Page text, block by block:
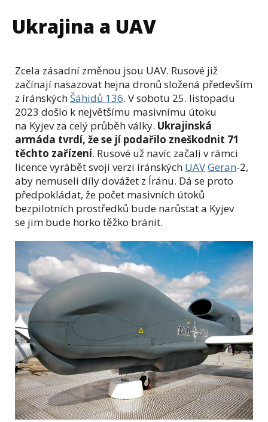
Ukrajina a UAV
Zcela zásadní změnou jsou UAV. Rusové již
začínají nasazovat hejna dronů složená především
z íránských Šáhidů 136. V sobotu 25. listopadu
2023 došlo k největšímu masivnímu útoku
na Kyjev za celý průběh války. Ukrajinská
armáda tvrdí, že se jí podařilo zneškodnit 71
těchto zařízení. Rusové už navíc začali v rámci
licence vyrábět svojí verzi íránských UAVGeran-2,
aby nemuseli díly dovážet z Íránu. Dá se proto
předpokládat, že počet masivních útoků
bezpilotních prostředků bude narůstat a Kyjev
se jim bude horko těžko bránit.